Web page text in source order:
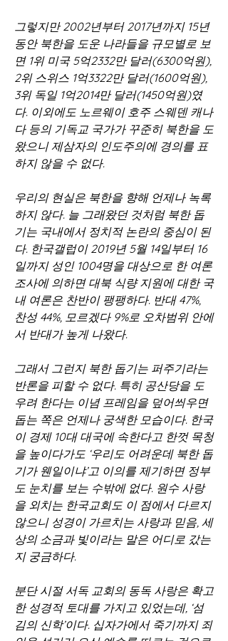
그렇지만 2002년부터 2017년까지 15년
동안 북한을 도운 나라들을 규모별로 보
면 1위 미국 5억2332만 달러(6300억원),
2위 스위스 1억3322만 달러(1600억원),
3위 독일 1억2014만 달러(1450억원)였
다. 이외에도 노르웨이 호주 스웨덴 캐나
다 등의 기독교 국가가 꾸준히 북한을 도
왔으니 제삼자의 인도주의에 경의를 표
하지 않을 수 없다.
우리의 현실은 북한을 향해 언제나 녹록
하지 않다. 늘 그래왔던 것처럼 북한 돕
기는 국내에서 정치적 논란의 중심이 된
다. 한국갤럽이 2019년 5월 14일부터 16
일까지 성인 1004명을 대상으로 한 여론
조사에 의하면 대북 식량 지원에 대한 국
내 여론은 찬반이 팽팽하다. 반대 47%,
찬성 44%, 모르겠다 9%로 오차범위 안에
서 반대가 높게 나왔다.
그래서 그런지 북한 돕기는 퍼주기라는
반론을 피할 수 없다. 특히 공산당을 도
우려 한다는 이념 프레임을 덮어씌우면
돕는 쪽은 언제나 궁색한 모습이다. 한국
이 경제 10대 대국에 속한다고 한껏 목청
을 높이다가도 ‘우리도 어려운데 북한 돕
기가 웬일이냐’고 이의를 제기하면 정부
도 눈치를 보는 수밖에 없다. 원수 사랑
을 외치는 한국교회도 이 점에서 다르지
않으니 성경이 가르치는 사랑과 믿음, 세
상의 소금과 빛이라는 말은 어디로 갔는
지 궁금하다.
분단 시절 서독 교회의 동독 사랑은 확고
한 성경적 토대를 가지고 있었는데, ‘섬
김의 신학’이다. 십자가에서 죽기까지 죄